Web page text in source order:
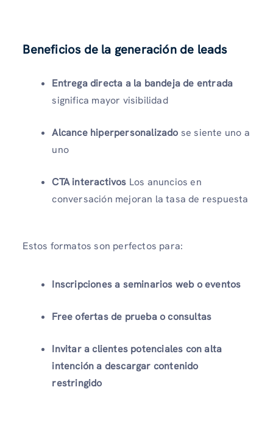
Beneficios de la generación de leads
Entrega directa a la bandeja de entrada
significa mayor visibilidad
Alcance hiperpersonalizado se siente uno a
uno
CTA interactivos Los anuncios en
conversación mejoran la tasa de respuesta
Estos formatos son perfectos para:
Inscripciones a seminarios web o eventos
Free ofertas de prueba o consultas
Invitar a clientes potenciales con alta
intención a descargar contenido
restringido